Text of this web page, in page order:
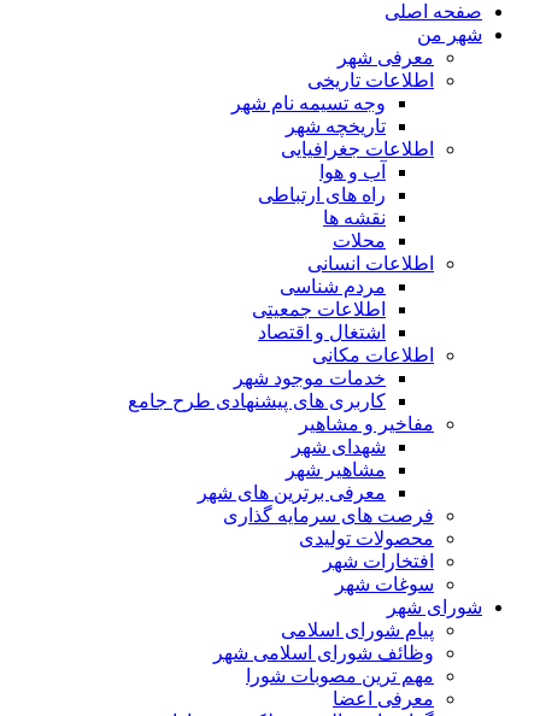
صفحه اصلی
شهر من
معرفی شهر
اطلاعات تاریخی
وجه تسیمه نام شهر
تاریخچه شهر
اطلاعات جغرافیایی
آب و هوا
راه های ارتباطی
نقشه ها
محلات
اطلاعات انسانی
مردم شناسی
اطلاعات جمعیتی
اشتغال و اقتصاد
اطلاعات مکانی
خدمات موجود شهر
کاربری های پیشنهادی طرح جامع
مفاخیر و مشاهیر
شهدای شهر
مشاهیر شهر
معرفی برترین های شهر
فرصت های سرمایه گذاری
محصولات تولیدی
افتخارات شهر
سوغات شهر
شورای شهر
پیام شورای اسلامی
وظائف شورای اسلامی شهر
مهم ترین مصوبات شورا
معرفی اعضا